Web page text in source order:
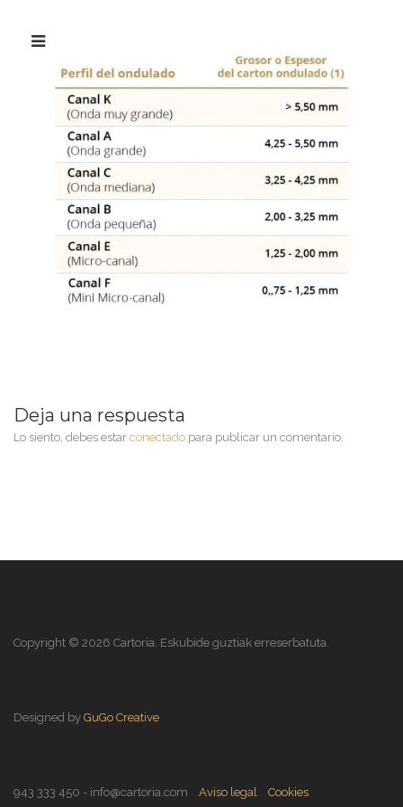
Deja una respuesta
Lo siento, debes estar conectado para publicar un comentario.
Copyright © 2026 Cartoria. Eskubide guztiak erreserbatuta.
Designed by GuGo Creative
943 333 450 - info@cartoria.com Aviso legal Cookies